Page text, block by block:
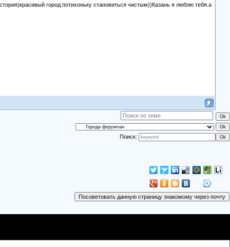
город.потихоньку становиться чистым))Казань я люблю тебя.а
Поиск: